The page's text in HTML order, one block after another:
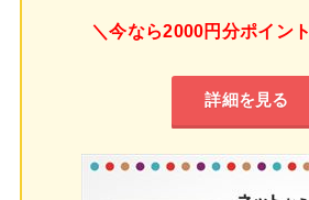
＼今なら2000円分ポイン
詳細を見る